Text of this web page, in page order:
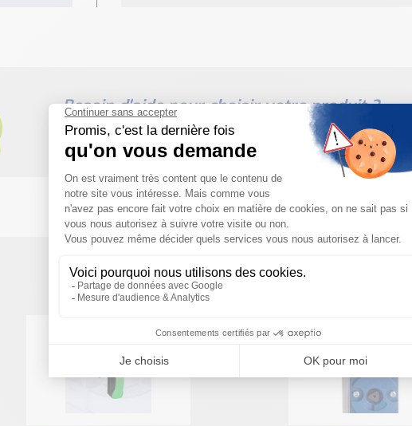
Besoin d'aide pour choisir votre produit ?
Nous sommes à votre disposition pour définir votre projet
PRODUITS SIMILAIRES